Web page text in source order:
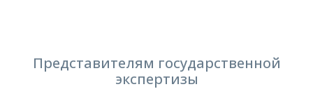
Представителям государственной
экспертизы